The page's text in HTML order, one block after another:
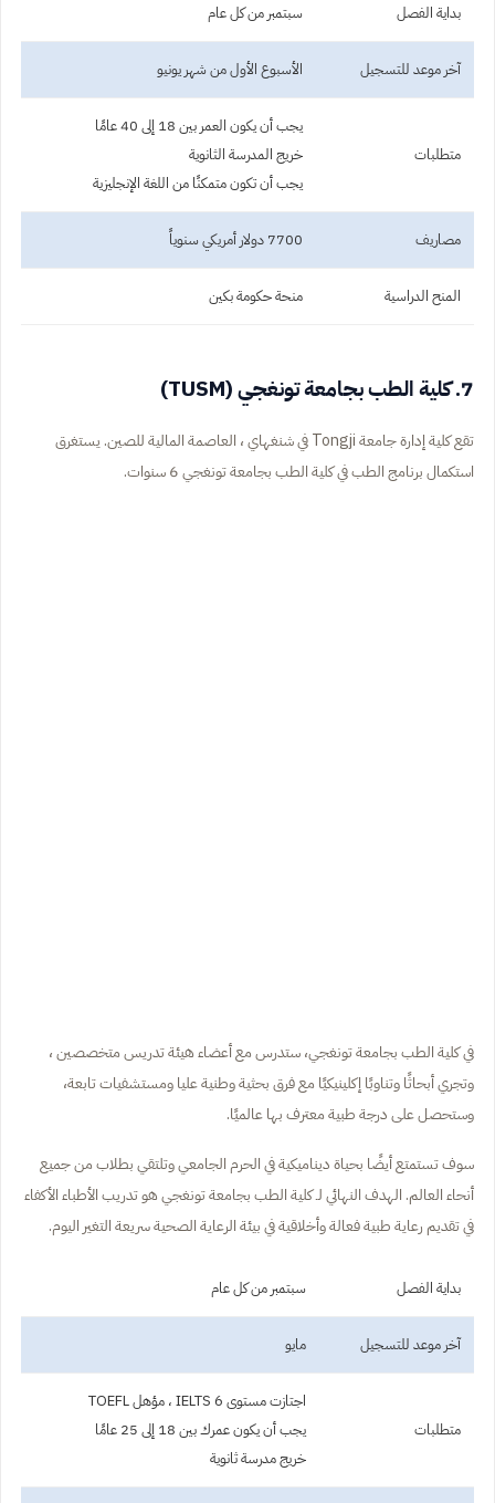
بداية الفصل سبتمبر من كل عام
آخر موعد للتسجيل الأسبوع الأول من شهر يونيو
متطلبات
يجب أن يكون العمر بين 18 إلى 40 عامًا
خريج المدرسة الثانوية
يجب أن تكون متمكنًا من اللغة الإنجليزية
مصاريف 7700 دولار أمريكي سنوياً
المنح الدراسية منحة حكومة بكين
7. كلية الطب بجامعة تونغجي (TUSM)
تقع كلية إدارة جامعة Tongji في شنغهاي ، العاصمة المالية للصين. يستغرق
استكمال برنامج الطب في كلية الطب بجامعة تونغجي 6 سنوات.
في كلية الطب بجامعة تونغجي، ستدرس مع أعضاء هيئة تدريس متخصصين ،
وتجري أبحاثًا وتناوبًا إكلينيكيًا مع فرق بحثية وطنية عليا ومستشفيات تابعة،
وستحصل على درجة طبية معترف بها عالميًا.
سوف تستمتع أيضًا بحياة ديناميكية في الحرم الجامعي وتلتقي بطلاب من جميع
أنحاء العالم. الهدف النهائي لـ كلية الطب بجامعة تونغجي هو تدريب الأطباء الأكفاء
في تقديم رعاية طبية فعالة وأخلاقية في بيئة الرعاية الصحية سريعة التغير اليوم.
بداية الفصل سبتمبر من كل عام
آخر موعد للتسجيل مايو
متطلبات
اجتازت مستوى IELTS 6 ، مؤهل TOEFL
يجب أن يكون عمرك بين 18 إلى 25 عامًا
خريج مدرسة ثانوية